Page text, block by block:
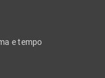
e tempo